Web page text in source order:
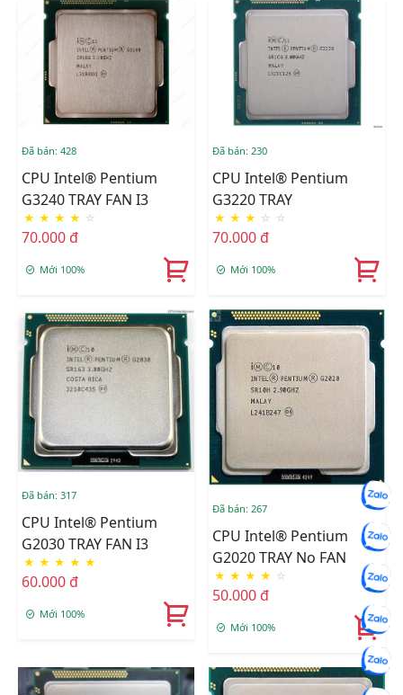
Đã bán: 428
CPU Intel® Pentium
G3240 TRAY FAN I3
★ ★ ★ ★ ☆
70.000 đ
Mới 100%
Đã bán: 230
CPU Intel® Pentium
G3220 TRAY
★ ★ ★ ☆ ☆
70.000 đ
Mới 100%
Đã bán: 317
CPU Intel® Pentium
G2030 TRAY FAN I3
★ ★ ★ ★ ★
60.000 đ
Mới 100%
Đã bán: 267
CPU Intel® Pentium
G2020 TRAY No FAN
★ ★ ★ ★ ☆
50.000 đ
Mới 100%